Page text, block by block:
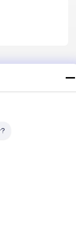
Rig Pengeboran
dilindungi.